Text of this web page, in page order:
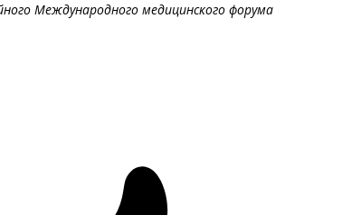
Международного медицинского форума